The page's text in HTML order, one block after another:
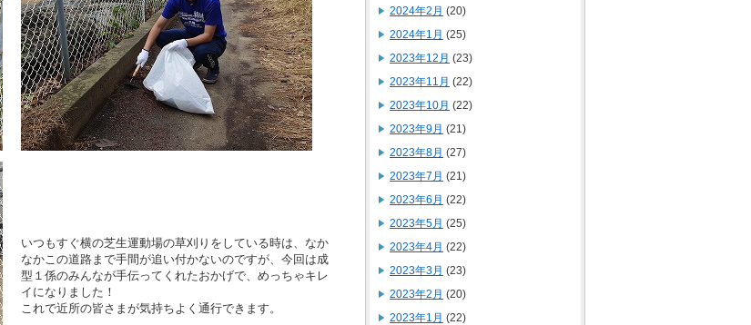
いつもすぐ横の芝生運動場の草刈りをしている時は、なか
なかこの道路まで手間が追い付かないのですが、今回は成
型１係のみんなが手伝ってくれたおかげで、めっちゃキレ
イになりました！
これで近所の皆さまが気持ちよく通行できます。
2024年2月 (20)
2024年1月 (25)
2023年12月 (23)
2023年11月 (22)
2023年10月 (22)
2023年9月 (21)
2023年8月 (27)
2023年7月 (21)
2023年6月 (22)
2023年5月 (25)
2023年4月 (22)
2023年3月 (23)
2023年2月 (20)
2023年1月 (22)